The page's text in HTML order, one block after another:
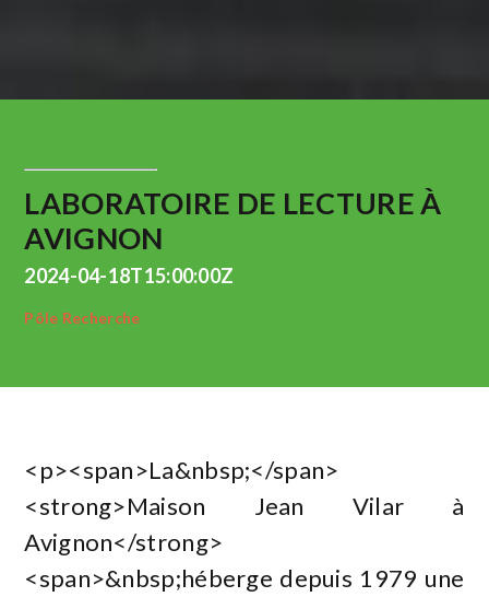
LABORATOIRE DE LECTURE À
AVIGNON
2024-04-18T15:00:00Z
Pôle Recherche
<p><span>La&nbsp;</span>
<strong>Maison Jean Vilar à
Avignon</strong>
<span>&nbsp;héberge depuis 1979 une